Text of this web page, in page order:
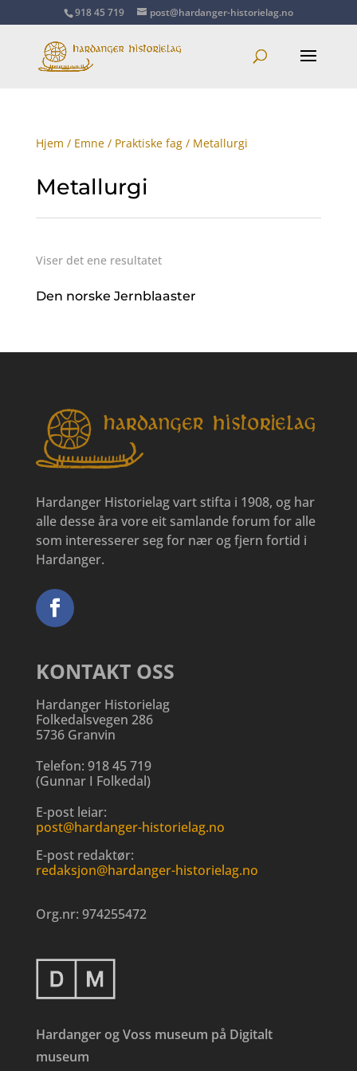
918 45 719 post@hardanger-historielag.no
Hjem / Emne/ Praktiske fag/ Metallurgi
Metallurgi
Viser det ene resultatet
Den norske Jernblaaster
Hardanger Historielag vart stifta i 1908, og har
alle desse åra vore eit samlande forum for alle
som interesserer seg for nær og fjern fortid i
Hardanger.
KONTAKT OSS
Hardanger Historielag
Folkedalsvegen 286
5736 Granvin
Telefon: 918 45 719
(Gunnar I Folkedal)
E-post leiar:
post@hardanger-historielag.no
E-post redaktør:
redaksjon@hardanger-historielag.no
Org.nr: 974255472
Hardanger og Voss museum på Digitalt
museum